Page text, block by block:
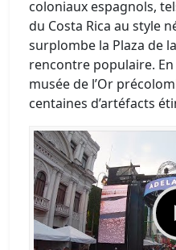
coloniaux espagnols,
du Costa Rica au style
surplombe la Plaza de
rencontre populaire.
musée de l’Or
centaines d’artéfacts